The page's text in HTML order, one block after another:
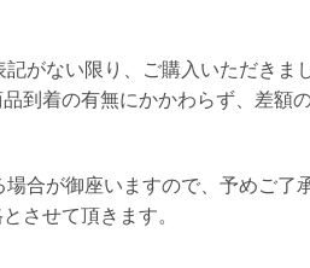
がない限り、ご購入いただき
到着の有無にかかわらず、差
合が御座いますので、予めご
させて頂きます。